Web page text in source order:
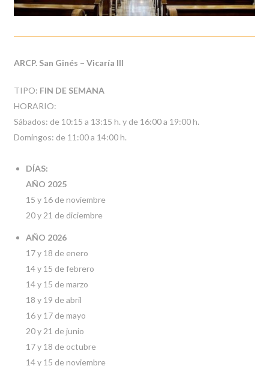
ARCP. San Ginés – Vicaría III
TIPO: FIN DE SEMANA
HORARIO:
Sábados: de 10:15 a 13:15 h. y de 16:00 a 19:00 h.
Domingos: de 11:00 a 14:00 h.
DÍAS:
AÑO 2025
15 y 16 de noviembre
20 y 21 de diciembre
AÑO 2026
17 y 18 de enero
14 y 15 de febrero
14 y 15 de marzo
18 y 19 de abril
16 y 17 de mayo
20 y 21 de junio
17 y 18 de octubre
14 y 15 de noviembre